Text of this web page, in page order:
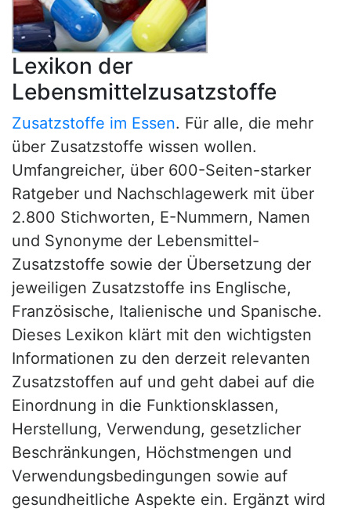
Lexikon der
Lebensmittelzusatzstoffe
Zusatzstoffe im Essen. Für alle, die mehr
über Zusatzstoffe wissen wollen.
Umfangreicher, über 600-Seiten-starker
Ratgeber und Nachschlagewerk mit über
2.800 Stichworten, E-Nummern, Namen
und Synonyme der Lebensmittel-
Zusatzstoffe sowie der Übersetzung der
jeweiligen Zusatzstoffe ins Englische,
Französische, Italienische und Spanische.
Dieses Lexikon klärt mit den wichtigsten
Informationen zu den derzeit relevanten
Zusatzstoffen auf und geht dabei auf die
Einordnung in die Funktionsklassen,
Herstellung, Verwendung, gesetzlicher
Beschränkungen, Höchstmengen und
Verwendungsbedingungen sowie auf
gesundheitliche Aspekte ein. Ergänzt wird